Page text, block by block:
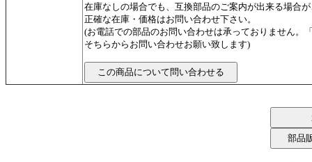
在庫なしの場合でも、互換部品のご案内が出来る場合
正確な在庫・価格はお問い合わせ下さい。
(お電話での部品のお問い合わせは承っておりません。
そちらからお問い合わせお願い致します)